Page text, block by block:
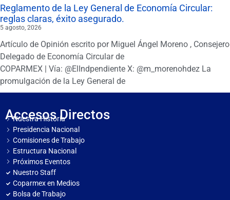
Reglamento de la Ley General de Economía Circular:
reglas claras, éxito asegurado.
5 agosto, 2026
Artículo de Opinión escrito por Miguel Ángel Moreno , Consejero
Delegado de Economía Circular de
COPARMEX | Vía: @ElIndpendiente X: @m_morenohdez La
promulgación de la Ley General de
Accesos Directos
Nuestra Historia
Presidencia Nacional
Comisiones de Trabajo
Estructura Nacional
Próximos Eventos
Nuestro Staff
Coparmex en Medios
Bolsa de Trabajo